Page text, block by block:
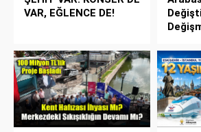
VAR, EĞLENCE DE!